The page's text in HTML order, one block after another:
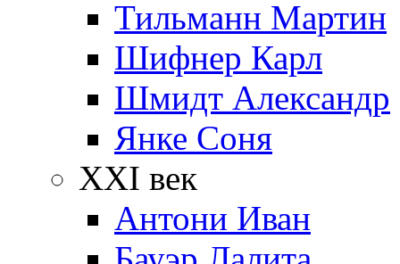
Тильманн Мартин
Шифнер Карл
Шмидт Александр
Янке Соня
XXI век
Антони Иван